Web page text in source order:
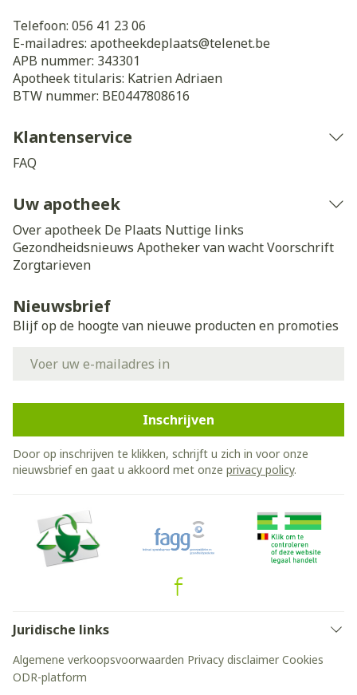
Telefoon: 056 41 23 06
E-mailadres: apotheekdeplaats@telenet.be
APB nummer: 343301
Apotheek titularis: Katrien Adriaen
BTW nummer: BE0447808616
Klantenservice
FAQ
Uw apotheek
Over apotheek De Plaats Nuttige links
Gezondheidsnieuws Apotheker van wachtVoorschrift
Zorgtarieven
Nieuwsbrief
Blijf op de hoogte van nieuwe producten en promoties
Inschrijven
Door op inschrijven te klikken, schrijft u zich in voor onze
nieuwsbrief en gaat u akkoord met onze privacy policy.
Juridische links
Algemene verkoopsvoorwaarden Privacy disclaimer Cookies
ODR-platform